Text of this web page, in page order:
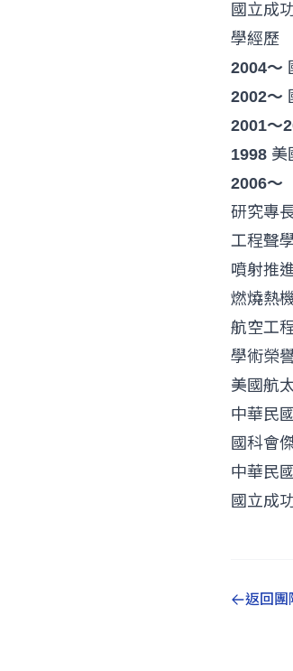
國立成
學經歷
2004～
2002～
2001～
1998 美
2006～
研究專
工程聲
噴射推
燃燒熱
航空工
學術榮
美國航
中華民
國科會
中華民
國立成
返回團